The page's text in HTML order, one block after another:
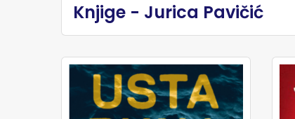
Knjige - Jurica Pavičić